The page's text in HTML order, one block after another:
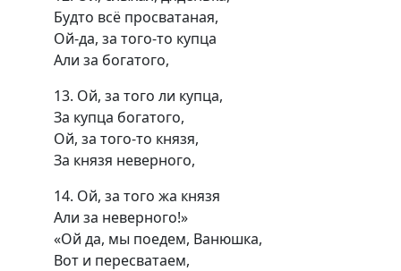
Будто всё просватаная,
Ой-да, за того-то купца
Али за богатого,
13. Ой, за того ли купца,
За купца богатого,
Ой, за того-то князя,
За князя неверного,
14. Ой, за того жа князя
Али за неверного!»
«Ой да, мы поедем, Ванюшка,
Вот и пересватаем,